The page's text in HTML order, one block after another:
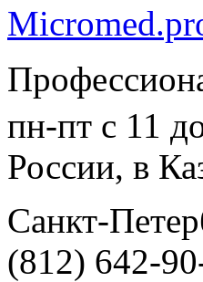
пн-пт с 11
России, в
Санкт-
(812) 642-